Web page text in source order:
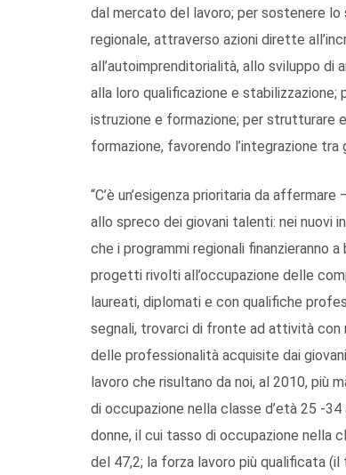
dal mercato del lavoro; per sostenere
regionale, attraverso azioni dirette
all’autoimprenditorialità, allo sviluppo di
alla loro qualificazione e
istruzione e formazione; per strutturare
formazione, favorendo l’integrazione
“C’è un’esigenza prioritaria da
allo spreco dei giovani talenti: nei
che i programmi regionali finanzieranno
progetti rivolti all’occupazione delle
laureati, diplomati e con qualifiche
segnali, trovarci di fronte ad attività
delle professionalità acquisite dai
lavoro che risultano da noi, al 2010, più
di occupazione nella classe d’età 25 -
donne, il cui tasso di occupazione nella
del 47,2; la forza lavoro più qualificata (il